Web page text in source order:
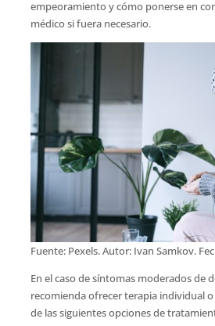
empeoramiento y cómo ponerse en
médico si fuera necesario.
Fuente: Pexels. Autor: Ivan Samkov.
En el caso de síntomas moderados de
recomienda ofrecer terapia individual
de las siguientes opciones de